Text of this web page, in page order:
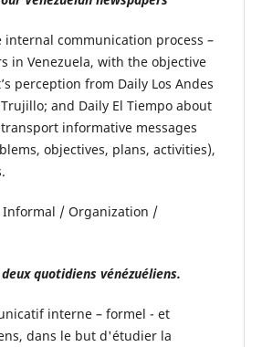
communication process –
in Venezuela, with the objective
perception from Daily Los Andes
and Daily El Tiempo about
informative messages
objectives, plans, activities),
/ Organization /
quotidiens vénézuéliens.
interne – formel - et
dans le but d'étudier la